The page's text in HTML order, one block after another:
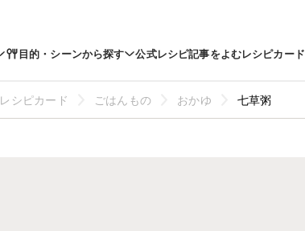
目的・シーンから探す 公式レシピ記事をよむレシピカード
レシピカード ごはんもの おかゆ 七草粥